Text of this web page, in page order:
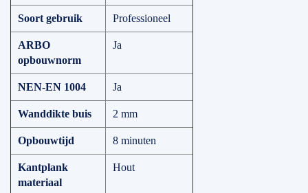
Soort gebruik Professioneel
ARBO
opbouwnorm
Ja
NEN-EN 1004 Ja
Wanddikte buis 2 mm
Opbouwtijd 8 minuten
Kantplank
materiaal
Hout